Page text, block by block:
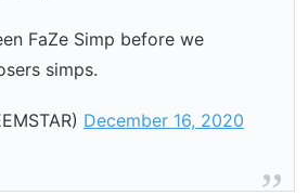
FaZe Simp before we
simps.
December 16, 2020